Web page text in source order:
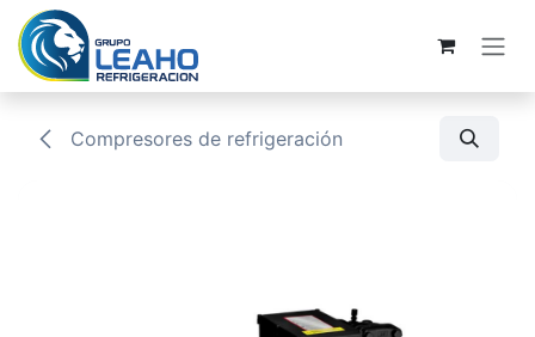
Ir al contenido
Compresores de refrigeración